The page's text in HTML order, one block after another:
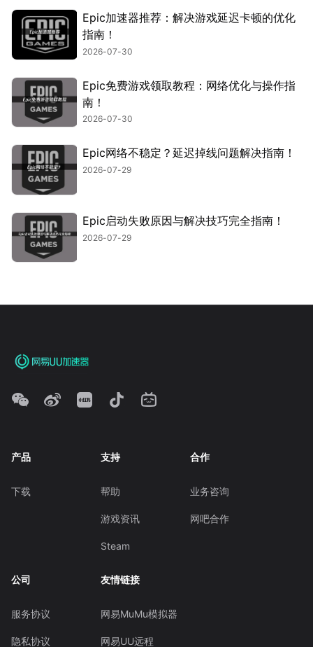
Epic加速器推荐：解决游戏延迟卡顿的优化
指南！
2026-07-30
Epic免费游戏领取教程：网络优化与操作指
南！
2026-07-30
Epic网络不稳定？延迟掉线问题解决指南！
2026-07-29
Epic启动失败原因与解决技巧完全指南！
2026-07-29
产品
下载
支持
帮助
游戏资讯
Steam
合作
业务咨询
网吧合作
公司
服务协议
隐私协议
友情链接
网易MuMu模拟器
网易UU远程